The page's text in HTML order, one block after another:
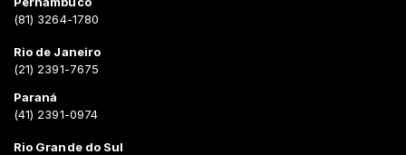
(81) 3264-1780
Rio de Janeiro
(21) 2391-7675
Paraná
(41) 2391-0974
Rio Grande do Sul